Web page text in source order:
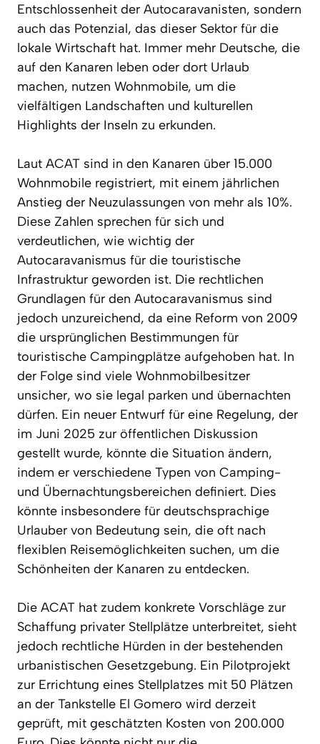
Entschlossenheit der Autocaravanisten, sondern
auch das Potenzial, das dieser Sektor für die
lokale Wirtschaft hat. Immer mehr Deutsche, die
auf den Kanaren leben oder dort Urlaub
machen, nutzen Wohnmobile, um die
vielfältigen Landschaften und kulturellen
Highlights der Inseln zu erkunden.
Laut ACAT sind in den Kanaren über 15.000
Wohnmobile registriert, mit einem jährlichen
Anstieg der Neuzulassungen von mehr als 10%.
Diese Zahlen sprechen für sich und
verdeutlichen, wie wichtig der
Autocaravanismus für die touristische
Infrastruktur geworden ist. Die rechtlichen
Grundlagen für den Autocaravanismus sind
jedoch unzureichend, da eine Reform von 2009
die ursprünglichen Bestimmungen für
touristische Campingplätze aufgehoben hat. In
der Folge sind viele Wohnmobilbesitzer
unsicher, wo sie legal parken und übernachten
dürfen. Ein neuer Entwurf für eine Regelung, der
im Juni 2025 zur öffentlichen Diskussion
gestellt wurde, könnte die Situation ändern,
indem er verschiedene Typen von Camping-
und Übernachtungsbereichen definiert. Dies
könnte insbesondere für deutschsprachige
Urlauber von Bedeutung sein, die oft nach
flexiblen Reisemöglichkeiten suchen, um die
Schönheiten der Kanaren zu entdecken.
Die ACAT hat zudem konkrete Vorschläge zur
Schaffung privater Stellplätze unterbreitet, sieht
jedoch rechtliche Hürden in der bestehenden
urbanistischen Gesetzgebung. Ein Pilotprojekt
zur Errichtung eines Stellplatzes mit 50 Plätzen
an der Tankstelle El Gomero wird derzeit
geprüft, mit geschätzten Kosten von 200.000